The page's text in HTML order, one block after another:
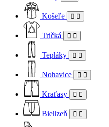
Košeľe
Tričká
Tepláky
Nohavice
Kraťasy
Bielizeň